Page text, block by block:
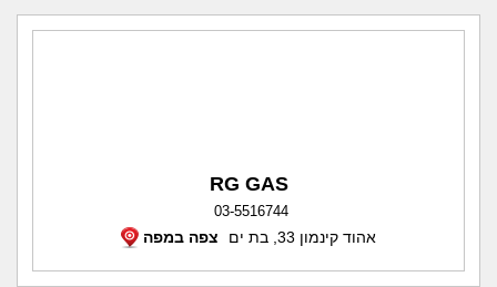
RG GAS
03-5516744
אהוד קינמון 33, בת ים צפה במפה